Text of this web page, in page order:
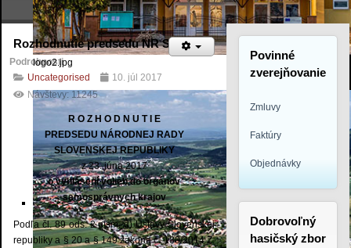
logo2.jpg
Rozhodnutie predsedu NR SR
Podrobnosti
Uncategorised
10. júl 2017
Návštevy: 11245
R O Z H O D N U T I E
PREDSEDU NÁRODNEJ RADY
SLOVENSKEJ REPUBLIKY
z 23. júna 2017
o vyhlásení volieb do orgánov
samosprávnych krajov
Podľa čl. 89 ods. 2 písm. d) Ústavy Slovenskej
republiky a § 20 a § 149 zákona č. 180/2014 Z.
Povinné
zverejňovanie
Zmluvy
Faktúry
Objednávky
Dobrovoľný
hasičský zbor